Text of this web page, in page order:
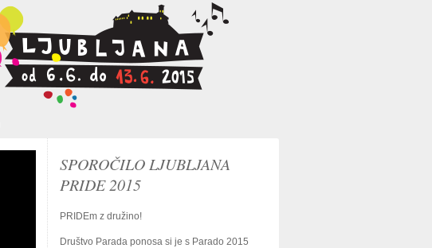
SPOROČILO LJUBLJANA
PRIDE 2015
PRIDEm z družino!
Društvo Parada ponosa si je s Parado 2015